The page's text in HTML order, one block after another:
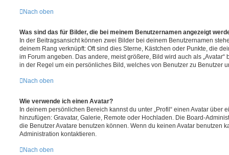
Nach oben
Was sind das für Bilder, die bei meinem Benutzernamen angezeigt
In der Beitragsansicht können zwei Bilder bei deinem Benutzernamen
deinem Rang verknüpft: Oft sind dies Sterne, Kästchen oder Punkte, die
im Forum angeben. Das andere, meist größere, Bild wird auch als
in der Regel um ein persönliches Bild, welches von Benutzer zu Benutzer
Nach oben
Wie verwende ich einen Avatar?
In deinem persönlichen Bereich kannst du unter „Profil“ einen Avatar über
hinzufügen: Gravatar, Galerie, Remote oder Hochladen. Die Board-
die Benutzer Avatare benutzen können. Wenn du keinen Avatar benutzen
Administration kontaktieren.
Nach oben